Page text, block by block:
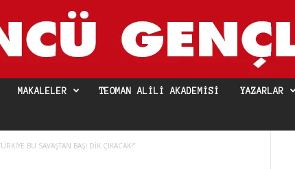
MAKALELER TEOMAN ALILI AKADEMISI YAZARLAR
BU SAVAŞTAN BAŞI DİK ÇIKACAK!”